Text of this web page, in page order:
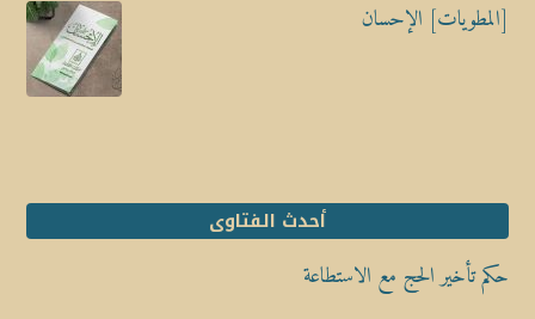
[المطويات] الإحسان
أحدث الفتاوى
حكم تأخير الحج مع الاستطاعة